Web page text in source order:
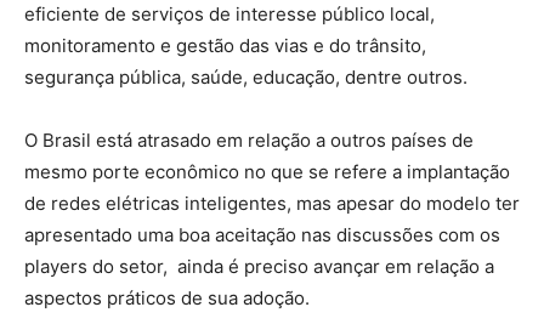
eficiente de serviços de interesse público local,
monitoramento e gestão das vias e do trânsito,
segurança pública, saúde, educação, dentre outros.
O Brasil está atrasado em relação a outros países de
mesmo porte econômico no que se refere a implantação
de redes elétricas inteligentes, mas apesar do modelo ter
apresentado uma boa aceitação nas discussões com os
players do setor, ainda é preciso avançar em relação a
aspectos práticos de sua adoção.